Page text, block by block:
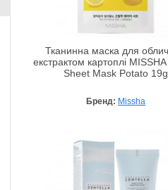
Тканинна маска для
екстрактом картоплі
Sheet Mask Potato 19g
Бренд: Missha